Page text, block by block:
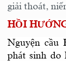
giải thoát,
HỒI
Nguyện cầu
phát sinh do